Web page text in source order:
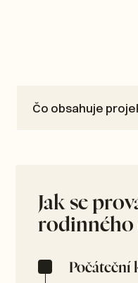
Čo obsahuje
Jak se
rodinného
Počáteční